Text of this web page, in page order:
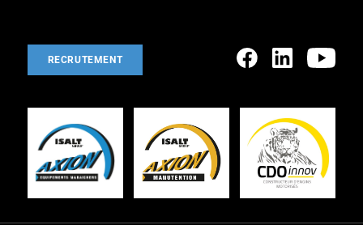
RECRUTEMENT